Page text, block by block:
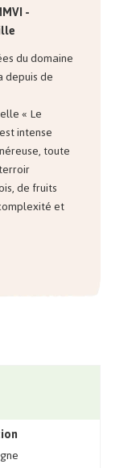
-
du domaine
de
« Le
intense
toute
de fruits
et